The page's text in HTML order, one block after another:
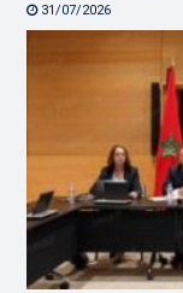
31/07/2026